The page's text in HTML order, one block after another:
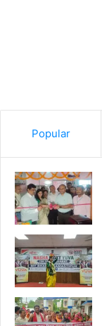
Popular